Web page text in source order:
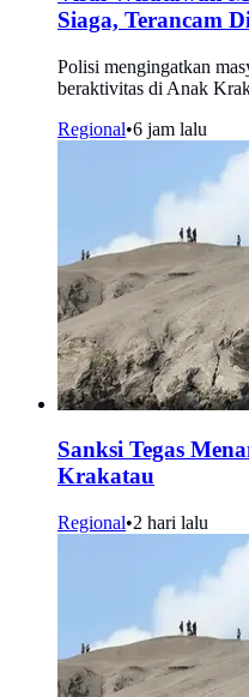
Siaga, Terancam
Polisi mengingatkan
beraktivitas di Anak
Regional•6 jam lalu
Sanksi Tegas
Krakatau
Regional•2 hari lalu